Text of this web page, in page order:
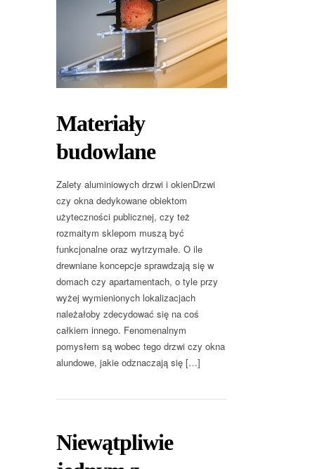
Materiały
budowlane
Zalety aluminiowych drzwi i okienDrzwi
czy okna dedykowane obiektom
użyteczności publicznej, czy też
rozmaitym sklepom muszą być
funkcjonalne oraz wytrzymałe. O ile
drewniane koncepcje sprawdzają się w
domach czy apartamentach, o tyle przy
wyżej wymienionych lokalizacjach
należałoby zdecydować się na coś
całkiem innego. Fenomenalnym
pomysłem są wobec tego drzwi czy okna
alundowe, jakie odznaczają się […]
Niewątpliwie